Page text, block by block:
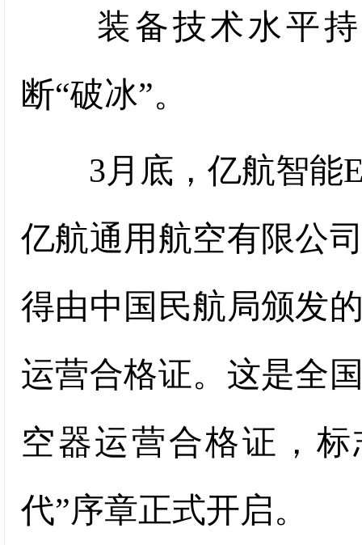
装备技术水平持
断“破冰”。
3月底，亿航智能
亿航通用航空有限公
得由中国民航局颁发
运营合格证。这是全
空器运营合格证，
代”序章正式开启。